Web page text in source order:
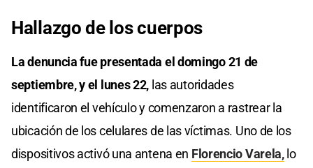
Hallazgo de los cuerpos
La denuncia fue presentada el domingo 21 de
septiembre, y el lunes 22, las autoridades
identificaron el vehículo y comenzaron a rastrear la
ubicación de los celulares de las víctimas. Uno de los
dispositivos activó una antena en Florencio Varela,lo